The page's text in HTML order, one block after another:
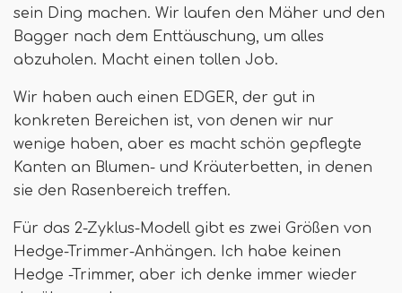
sein Ding machen. Wir laufen den Mäher und den
Bagger nach dem Enttäuschung, um alles
abzuholen. Macht einen tollen Job.
Wir haben auch einen EDGER, der gut in
konkreten Bereichen ist, von denen wir nur
wenige haben, aber es macht schön gepflegte
Kanten an Blumen- und Kräuterbetten, in denen
sie den Rasenbereich treffen.
Für das 2-Zyklus-Modell gibt es zwei Größen von
Hedge-Trimmer-Anhängen. Ich habe keinen
Hedge -Trimmer, aber ich denke immer wieder